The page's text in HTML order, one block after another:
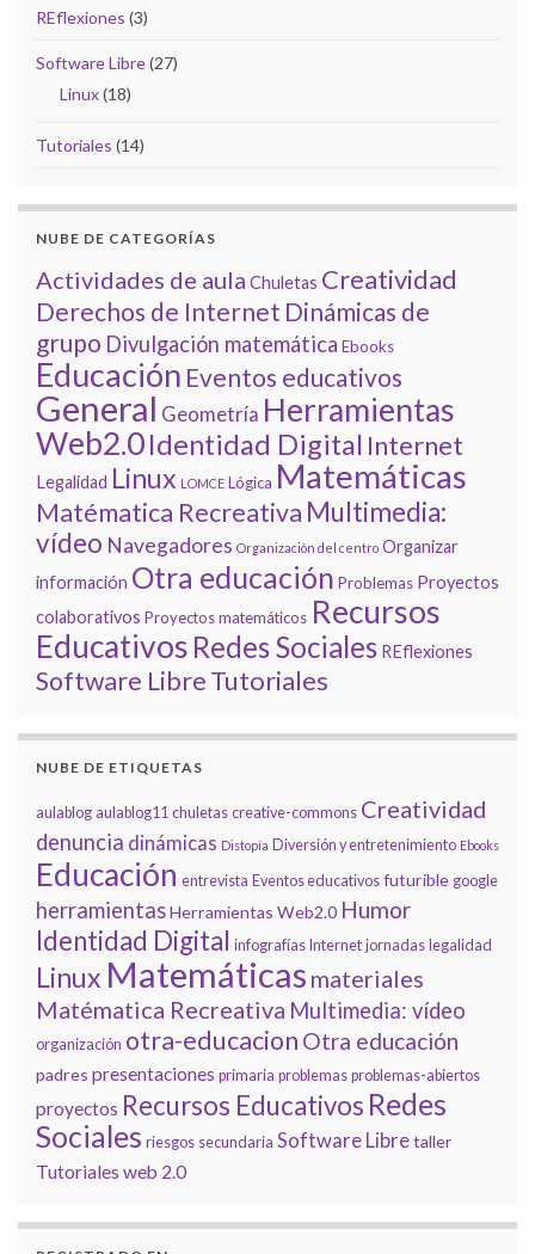
REflexiones (3)
Software Libre(27)
Linux(18)
Tutoriales (14)
NUBE DE CATEGORÍAS
Actividades de aula Chuletas Creatividad
Derechos de Internet Dinámicas de
grupo Divulgación matemática Ebooks
Educación Eventos educativos
General Geometría Herramientas
Web2.0Identidad Digital Internet
Legalidad Linux LOMCE Lógica Matemáticas
Matématica Recreativa Multimedia:
vídeo Navegadores Organización del centro Organizar
información Otra educación Problemas Proyectos
colaborativos Proyectos matemáticos Recursos
Educativos Redes Sociales REflexiones
Software LibreTutoriales
NUBE DE ETIQUETAS
aulablog aulablog11 chuletas creative-commons Creatividad
denuncia dinámicas Distopía Diversión y entretenimiento Ebooks
Educación entrevista Eventos educativos futurible google
herramientasHerramientas Web2.0 Humor
Identidad Digital infografías Internet jornadas legalidad
Linux Matemáticas materiales
Matématica Recreativa Multimedia: vídeo
organización otra-educacion Otra educación
padres presentaciones primaria problemas problemas-abiertos
proyectos Recursos Educativos Redes
Sociales riesgos secundaria Software Libretaller
Tutoriales web 2.0